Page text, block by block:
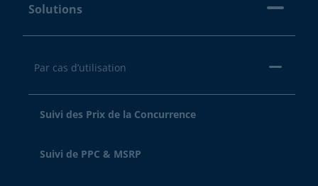
Solutions
Par cas d’utilisation
Suivi des Prix de la Concurrence
Suivi de PPC & MSRP